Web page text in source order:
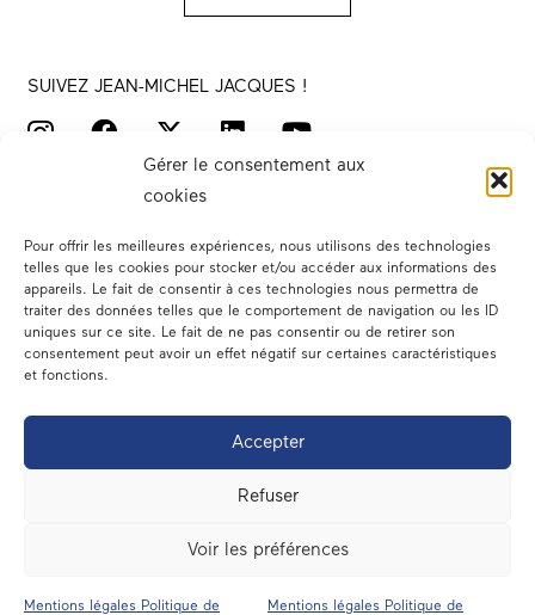
Gérer le consentement aux
cookies
Pour offrir les meilleures expériences, nous utilisons des technologies
telles que les cookies pour stocker et/ou accéder aux informations des
appareils. Le fait de consentir à ces technologies nous permettra de
traiter des données telles que le comportement de navigation ou les ID
uniques sur ce site. Le fait de ne pas consentir ou de retirer son
consentement peut avoir un effet négatif sur certaines caractéristiques
et fonctions.
Accepter
Refuser
Voir les préférences
Mentions légales Politique de Mentions légales Politique de
SUIVEZ JEAN-MICHEL JACQUES !
Votre député
Dans les médias
En circonscription
A l’assemblée
Contact